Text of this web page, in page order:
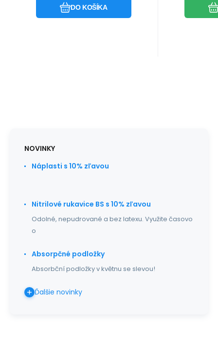
DO KOŠÍKA
NOVINKY
Náplasti s 10% zľavou
Nitrilové rukavice BS s 10% zľavou
Odolné, nepudrované a bez latexu. Využite časovo
o
Absorpčné podložky
Absorbční podložky v květnu se slevou!
Ďalšie novinky